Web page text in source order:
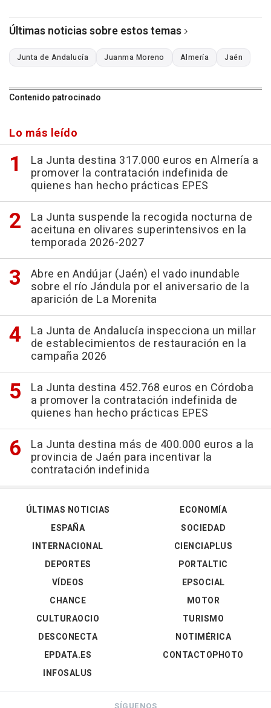
Últimas noticias sobre estos temas
Junta de Andalucía Juanma Moreno Almería Jaén
Contenido patrocinado
Lo más leído
La Junta destina 317.000 euros en Almería a
promover la contratación indefinida de
quienes han hecho prácticas EPES
La Junta suspende la recogida nocturna de
aceituna en olivares superintensivos en la
temporada 2026-2027
Abre en Andújar (Jaén) el vado inundable
sobre el río Jándula por el aniversario de la
aparición de La Morenita
La Junta de Andalucía inspecciona un millar
de establecimientos de restauración en la
campaña 2026
La Junta destina 452.768 euros en Córdoba
a promover la contratación indefinida de
quienes han hecho prácticas EPES
La Junta destina más de 400.000 euros a la
provincia de Jaén para incentivar la
contratación indefinida
ÚLTIMAS NOTICIAS
ESPAÑA
INTERNACIONAL
DEPORTES
VÍDEOS
ECONOMÍA
SOCIEDAD
CIENCIAPLUS
PORTALTIC
EPSOCIAL
CHANCE
CULTURAOCIO
DESCONECTA
EPDATA.ES
INFOSALUS
MOTOR
TURISMO
NOTIMÉRICA
CONTACTOPHOTO